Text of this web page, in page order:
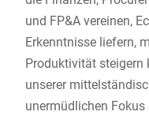
und FP&A vereinen,
Erkenntnisse liefern,
Produktivität steigern
unserer
unermüdlichen